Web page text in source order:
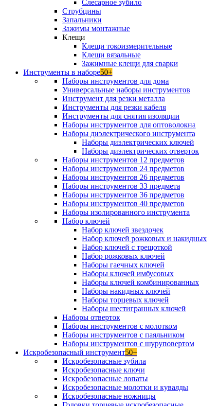
Слесарное зубило
Струбцины
Запальники
Зажимы монтажные
Клещи
Клещи токоизмерительные
Клещи вязальные
Зажимные клещи для сварки
Инструменты в наборе50+
Наборы инструментов для дома
Универсальные наборы инструментов
Инструмент для резки металла
Инструменты для резки кабеля
Инструменты для снятия изоляции
Наборы инструментов для оптоволокна
Наборы диэлектрического инструмента
Наборы диэлектрических ключей
Наборы диэлектрических отверток
Наборы инструментов 12 предметов
Наборы инструментов 24 предметов
Наборы инструментов 26 предметов
Наборы инструментов 33 предмета
Наборы инструментов 36 предметов
Наборы инструментов 40 предметов
Наборы изолированного инструмента
Набор ключей
Набор ключей звездочек
Набор ключей рожковых и накидных
Набор ключей с трещоткой
Набор рожковых ключей
Наборы гаечных ключей
Наборы ключей имбусовых
Наборы ключей комбинированных
Наборы накидных ключей
Наборы торцевых ключей
Наборы шестигранных ключей
Наборы отверток
Наборы инструментов с молотком
Наборы инструментов с паяльником
Наборы инструментов с шуруповертом
Искробезопасный инструмент50+
Искробезопасные зубила
Искробезопасные ключи
Искробезопасные лопаты
Искробезопасные молотки и кувалды
Искробезопасные ножницы